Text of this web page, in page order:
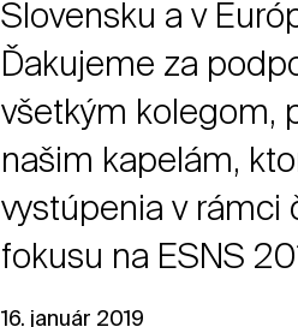
Slovensku a v
Ďakujeme za
všetkým kolegom,
našim kapelám,
vystúpenia v rámci
fokusu na ESNS
16. január 2019